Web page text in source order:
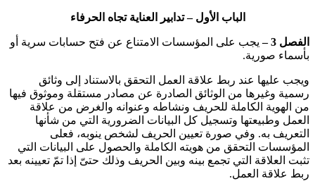
الباب الأول – تدابير العناية تجاه الحرفاء
الفصل 3 –
يجب على المؤسسات الامتناع عن فتح حسابات سرية أو
بأسماء صورية.
ويجب عليها عند ربط علاقة العمل التحقق بالاستناد إلى وثائق
رسمية وغيرها من الوثائق الصادرة عن مصادر مستقلة وموثوق فيها
من الهوية الكاملة للحريف ونشاطه وعنوانه والغرض من علاقة
العمل وطبيعتها وتسجيل كل البيانات الضرورية التي من شأنها
التعريف به. وفي صورة تعيين الحريف لشخص ينوبه، فعلى
المؤسسات التحقق من هويته الكاملة والحصول على البيانات التي
تثبت العلاقة التي تجمع بينه وبين الحريف وذلك حتىّ إذا تمّ تعيينه بعد
ربط علاقة العمل.